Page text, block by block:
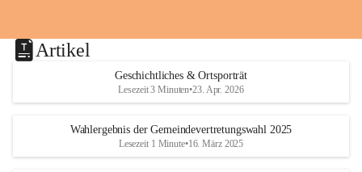
Artikel
Geschichtliches & Ortsporträt
Lesezeit 3 Minuten•23. Apr. 2026
Wahlergebnis der Gemeindevertretungswahl 2025
Lesezeit 1 Minute•16. März 2025